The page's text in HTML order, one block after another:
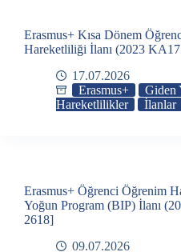
Erasmus+ Kısa Dönem
Hareketliliği İlanı (2023
17.07.2026
Erasmus+
Giden
Hareketlilikler
İlanlar
Erasmus+ Öğrenci Öğrenim
Yoğun Program (BIP) İlanı
2618]
09.07.2026